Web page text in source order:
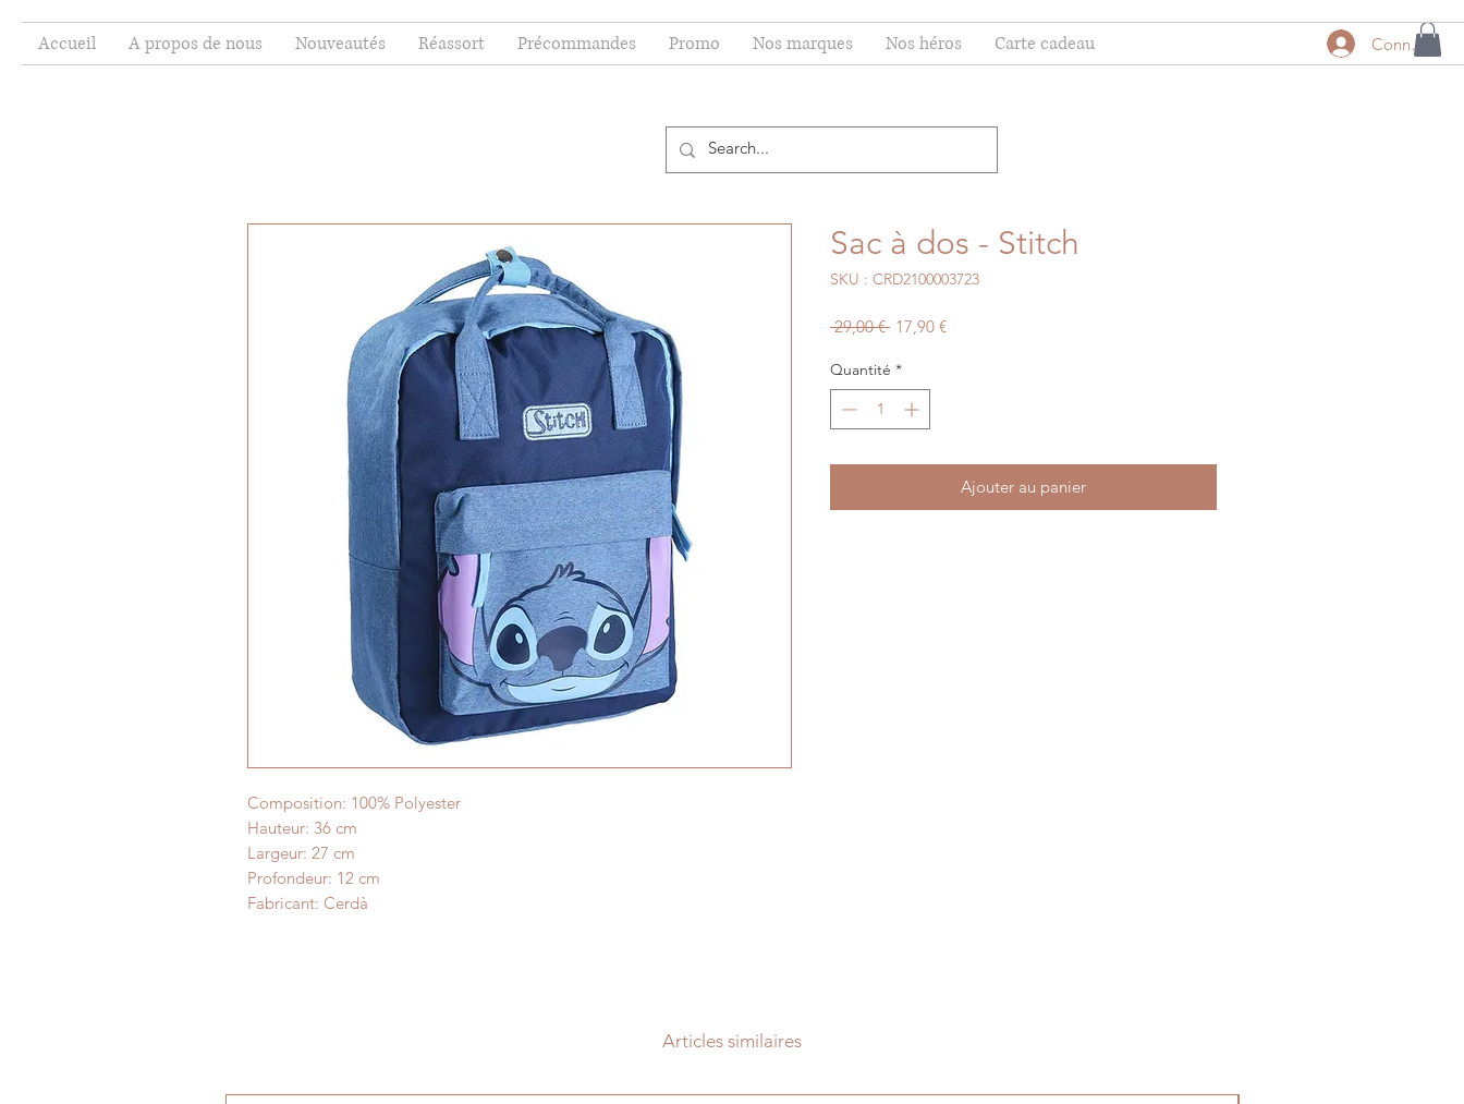
Accueil A propos de nous Nouveautés Réassort Précommandes Promo Nos marques Nos héros Carte cadeau Connexion
Composition: 100% Polyester
Hauteur: 36 cm
Largeur: 27 cm
Profondeur: 12 cm
Fabricant: Cerdà
Sac à dos - Stitch
SKU : CRD2100003723
29,00 € Prix
17,90 €Prix
Quantité *
Ajouter au panier
Articles similaires